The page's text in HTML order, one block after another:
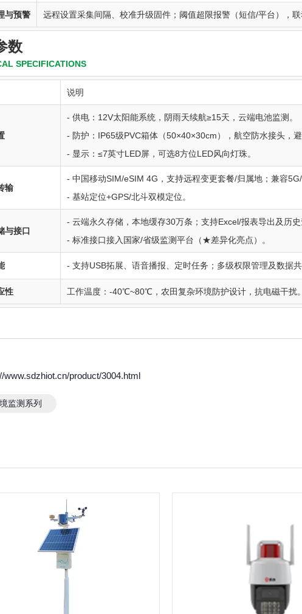
与预警 远程设置采集间隔、校准升级固件；阈值超限报警（短信/平台），
数
SPECIFICATIONS
说明
- 供电：12V太阳能系统，阴雨天续航≥15天，云端电池监测。
- 防护：IP65级PVC箱体（50×40×30cm），航空防水接头，
- 显示：≤7英寸LED屏，可选8方位LED风向灯珠。
输
- 中国移动SIM/eSIM 4G，支持远程变更套餐/归属地；兼容
- 基站定位+GPS/北斗双模定位。
与接口
- 云端永久存储，本地缓存30万条；支持Excel/报表导出及历
- 标准接口接入国家/省级监测平台（★差异化亮点）。
- 支持USB拓展、语音播报、定时任务；多级权限管理及数据
性 工作温度：-40℃~80℃，农田复杂环境防护设计，抗电磁干扰
product/3004.html
监测系列